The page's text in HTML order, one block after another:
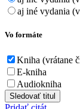
aj iné vydania
Vo formáte
Kniha (vrátane
E-kniha
Audiokniha
Sledovať titul